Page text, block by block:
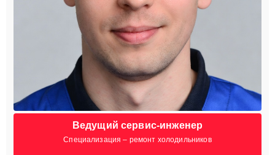
Ведущий сервис-инженер
Специализация – ремонт холодильников